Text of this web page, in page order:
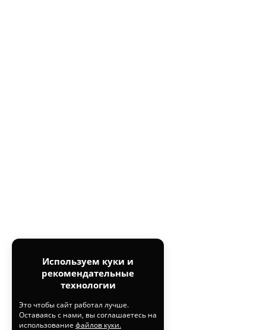
Используем куки и
рекомендательные
технологии
Это чтобы сайт работал лучше.
Оставаясь с нами, вы соглашаетесь на
использование файлов куки.